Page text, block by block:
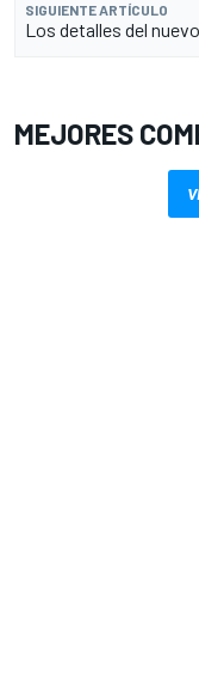
SIGUIENTE ARTÍCULO
Los detalles del
MEJORES